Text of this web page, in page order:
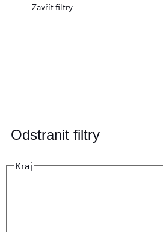
Zavřít filtry
Odstranit filtry
Kraj